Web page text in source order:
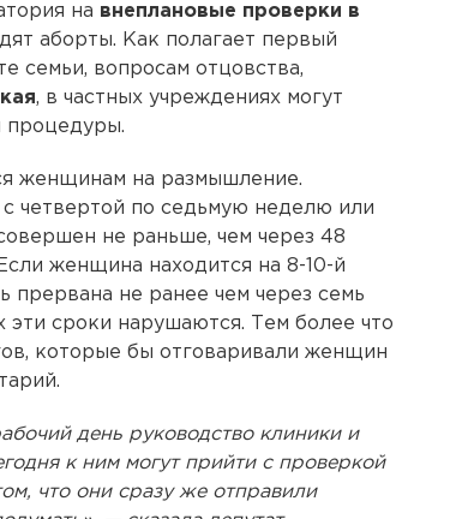
на внеплановые проверки в
аборты. Как полагает первый
семьи, вопросам отцовства,
, в частных учреждениях могут
процедуры.
женщинам на размышление.
четвертой по седьмую неделю или
не раньше, чем через 48
женщина находится на 8-10-й
прервана не ранее чем через семь
эти сроки нарушаются. Тем более что
которые бы отговаривали женщин
день руководство клиники и
к ним могут прийти с проверкой
что они сразу же отправили